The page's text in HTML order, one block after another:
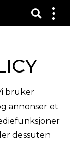
Vis
bruker
annonser et
dessuten